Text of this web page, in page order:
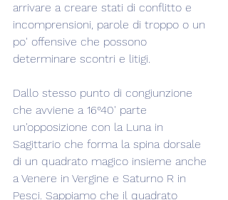
arrivare a creare stati di conflitto e
incomprensioni, parole di troppo o un
po' offensive che possono
determinare scontri e litigi.
Dallo stesso punto di congiunzione
che avviene a 16°40' parte
un'opposizione con la Luna in
Sagittario che forma la spina dorsale
di un quadrato magico insieme anche
a Venere in Vergine e Saturno R in
Pesci. Sappiamo che il quadrato